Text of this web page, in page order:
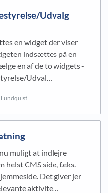
Udvalg
en widget der viser
indsættes på en
en af de to widgets -
Udval…
Lundquist
muligt at indlejre
helst CMS side, f.eks.
Det giver jer
aktivite…